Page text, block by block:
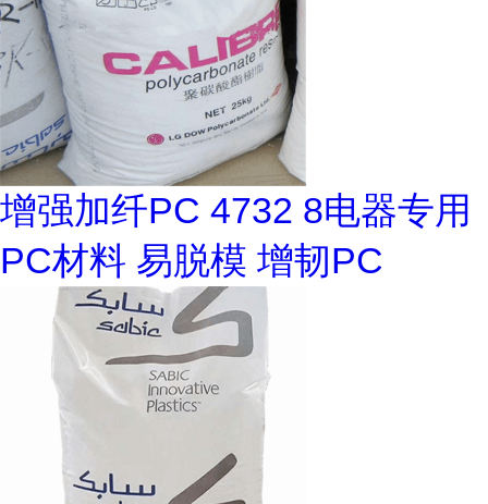
增强加纤PC 4732 8电器专用
PC材料 易脱模 增韧PC